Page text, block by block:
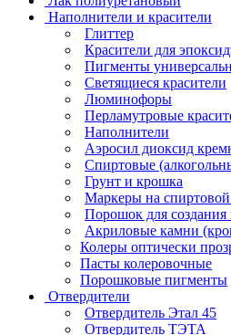
Наполнители и красители
Глиттер
Красители для
Пигменты
Светящиеся красители
Люминофоры
Перламутровые
Наполнители
Аэросил диоксид
Спиртовые
Грунт и крошка
Маркеры на спиртовой
Порошок для создания
Акриловые камни
Колеры оптически
Пасты колеровочные
Порошковые пигменты
Отвердители
Отвердитель Этал 45
Отвердитель ТЭТА